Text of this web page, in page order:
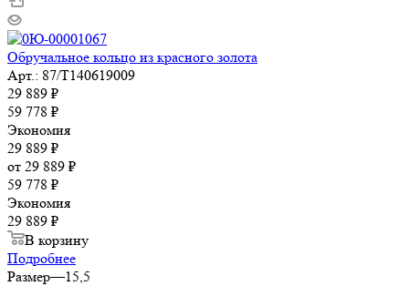
Обручальное кольцо из красного золота
Арт.: 87/Т140619009
29 889 ₽
59 778 ₽
Экономия
29 889 ₽
от 29 889 ₽
59 778 ₽
Экономия
29 889 ₽
В корзину
Подробнее
Размер—15,5